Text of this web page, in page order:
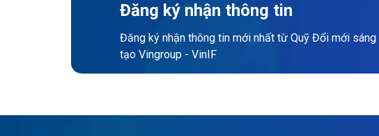
Đăng ký nhận thông tin
Đăng ký nhận thông tin mới nhất từ Quỹ Đổi mới sáng
tạo Vingroup - VinIF